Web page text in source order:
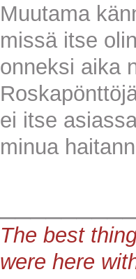
Muutama
missä itse
onneksi aika
ei itse
minua
The best
were here